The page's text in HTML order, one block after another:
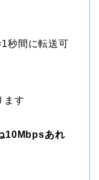
秒間に転送可
ます
10Mbpsあれ